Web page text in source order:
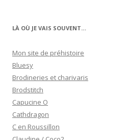
LÀ OÙ JE VAIS SOUVENT…
Mon site de préhistoire
Bluesy
Brodineries et charivaris
Brodstitch
Capucine O
Cathdragon
C en Roussillon